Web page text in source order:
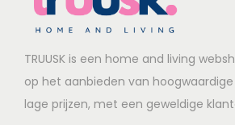
TRUUSK is een home and living
op het aanbieden van
lage prijzen, met een geweldige